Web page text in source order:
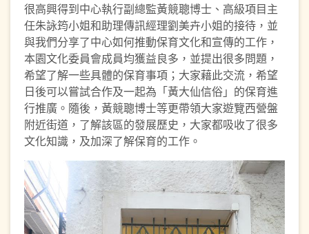
很高興得到中心執行副總監黃競聰博士、高級項目主
任朱詠筠小姐和助理傳訊經理劉美卉小姐的接待，並
與我們分享了中心如何推動保育文化和宣傳的工作，
本園文化委員會成員均獲益良多，並提出很多問題，
希望了解一些具體的保育事項；大家藉此交流，希望
日後可以嘗試合作及一起為「黃大仙信俗」的保育進
行推廣。隨後，黃競聰博士等更帶領大家遊覽西營盤
附近街道，了解該區的發展歷史，大家都吸收了很多
文化知識，及加深了解保育的工作。